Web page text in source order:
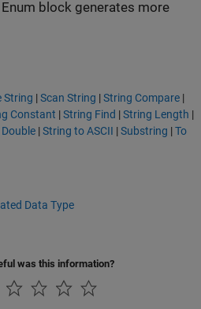
block generates more
String |Scan String |String Compare |
Constant |String Find |String Length |
|String to ASCII |Substring |To
Data Type
was this information?